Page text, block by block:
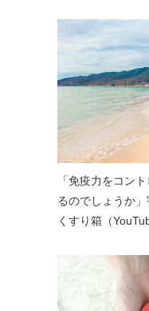
「免疫力をコン
るのでしょうか
くすり箱（